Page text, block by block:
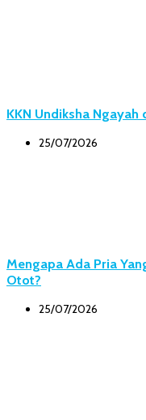
KKN Undiksha Ngayah
25/07/2026
Mengapa Ada Pria
Otot?
25/07/2026